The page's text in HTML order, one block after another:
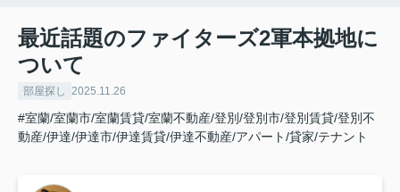
最近話題のファイターズ2軍本拠地に
ついて
部屋探し 2025.11.26
#室蘭/室蘭市/室蘭賃貸/室蘭不動産/登別/登別市/登別賃貸/登別不
動産/伊達/伊達市/伊達賃貸/伊達不動産/アパート/貸家/テナント